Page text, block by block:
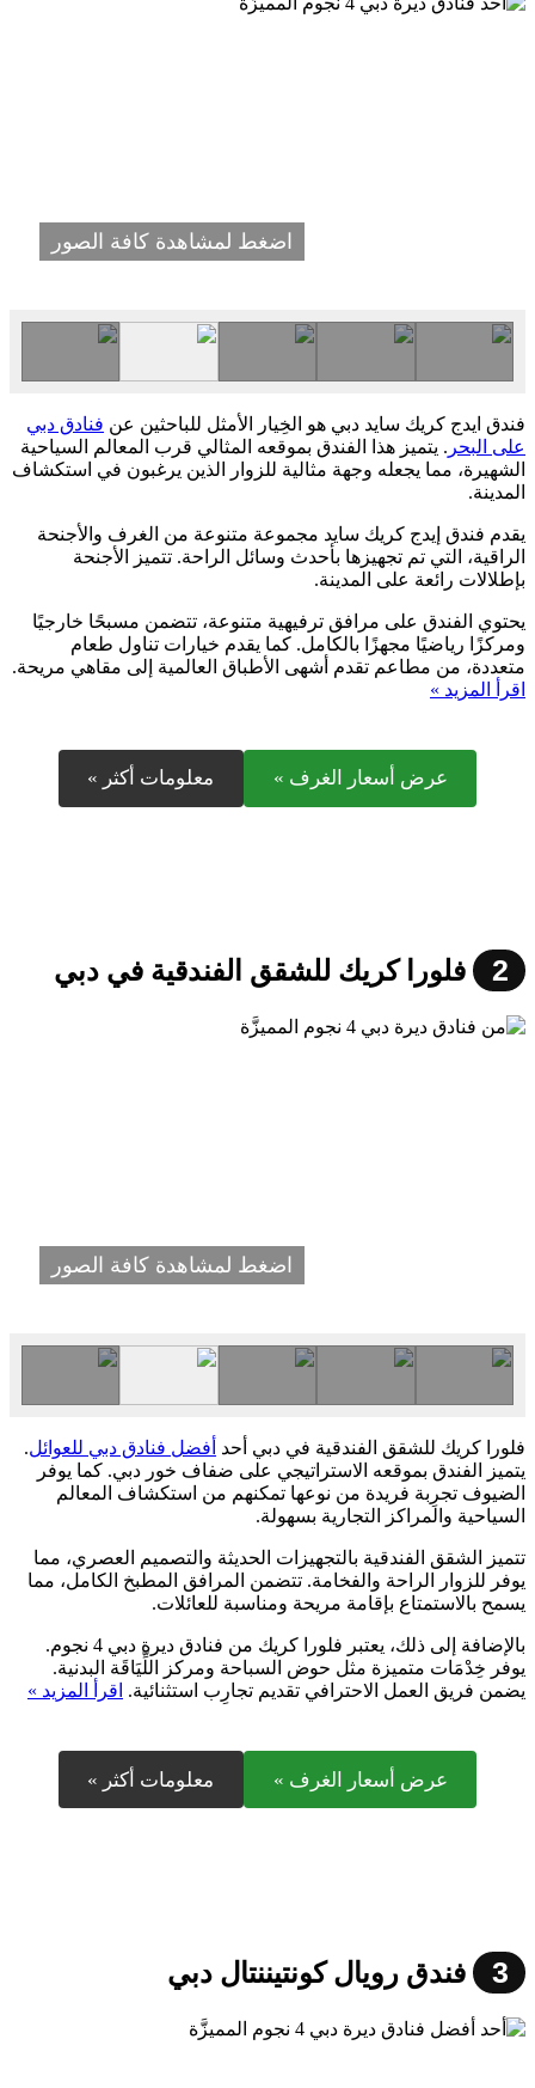
اضغط لمشاهدة كافة الصور
فندق ايدج كريك سايد دبي هو الخِيار الأمثل للباحثين عن فنادق دبي
على البحر . يتميز هذا الفندق بموقعه المثالي قرب المعالم السياحية
الشهيرة، مما يجعله وجهة مثالية للزوار الذين يرغبون في استكشاف
المدينة.
يقدم فندق إيدج كريك سايد مجموعة متنوعة من الغرف والأجنحة
الراقية، التي تم تجهيزها بأحدث وسائل الراحة. تتميز الأجنحة
بإطلالات رائعة على المدينة.
يحتوي الفندق على مرافق ترفيهية متنوعة، تتضمن مسبحًا خارجيًا
ومركزًا رياضيًا مجهزًا بالكامل. كما يقدم خيارات تناول طعام
متعددة، من مطاعم تقدم أشهى الأطباق العالمية إلى مقاهي مريحة.
اقرأ المزيد »
عرض أسعار الغرف » معلومات أكثر »
2 فلورا كريك للشقق الفندقية في دبي
اضغط لمشاهدة كافة الصور
فلورا كريك للشقق الفندقية في دبي أحد أفضل فنادق دبي للعوائل.
يتميز الفندق بموقعه الاستراتيجي على ضفاف خور دبي. كما يوفر
الضيوف تجرِبة فريدة من نوعها تمكنهم من استكشاف المعالم
السياحية والمراكز التجارية بسهولة.
تتميز الشقق الفندقية بالتجهيزات الحديثة والتصميم العصري، مما
يوفر للزوار الراحة والفخامة. تتضمن المرافق المطبخ الكامل، مما
يسمح بالاستمتاع بإقامة مريحة ومناسبة للعائلات.
بالإضافة إلى ذلك، يعتبر فلورا كريك من فنادق ديرة دبي 4 نجوم.
يوفر خِدْمَات متميزة مثل حوض السباحة ومركز اللِّيَاقَة البدنية.
يضمن فريق العمل الاحترافي تقديم تجارِب استثنائية. اقرأ المزيد »
عرض أسعار الغرف » معلومات أكثر »
3 فندق رويال كونتيننتال دبي